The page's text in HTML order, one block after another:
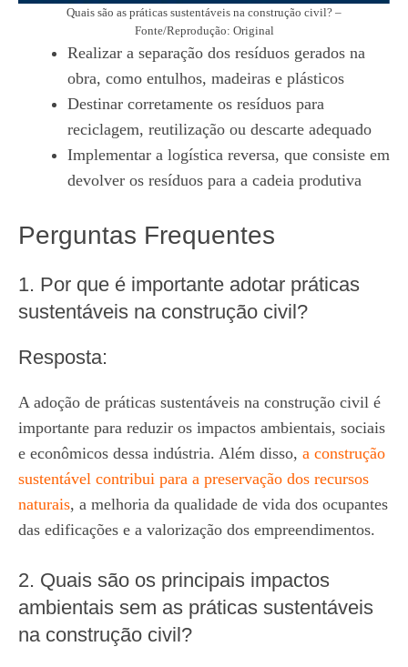
Quais são as práticas sustentáveis na construção civil? –
Fonte/Reprodução: Original
Realizar a separação dos resíduos gerados na
obra, como entulhos, madeiras e plásticos
Destinar corretamente os resíduos para
reciclagem, reutilização ou descarte adequado
Implementar a logística reversa, que consiste em
devolver os resíduos para a cadeia produtiva
Perguntas Frequentes
1. Por que é importante adotar práticas
sustentáveis na construção civil?
Resposta:
A adoção de práticas sustentáveis na construção civil é
importante para reduzir os impactos ambientais, sociais
e econômicos dessa indústria. Além disso, a construção
sustentável contribui para a preservação dos recursos
naturais, a melhoria da qualidade de vida dos ocupantes
das edificações e a valorização dos empreendimentos.
2. Quais são os principais impactos
ambientais sem as práticas sustentáveis
na construção civil?